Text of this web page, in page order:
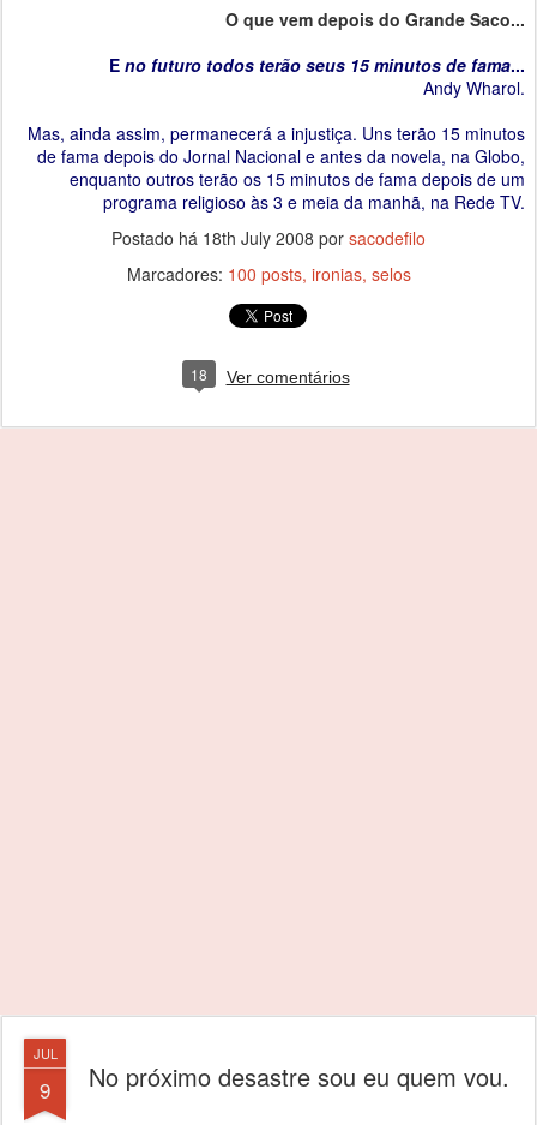
O que vem depois do Grande Saco...
E no futuro todos terão seus 15 minutos de fama...
Andy Wharol.
Mas, ainda assim, permanecerá a injustiça. Uns terão 15 minutos
de fama depois do Jornal Nacional e antes da novela, na Globo,
enquanto outros terão os 15 minutos de fama depois de um
programa religioso às 3 e meia da manhã, na Rede TV.
Postado há 18th July 2008 por sacodefilo
Marcadores: 100 posts ironias selos
18 Ver comentários
JUL
9 No próximo desastre sou eu quem vou.